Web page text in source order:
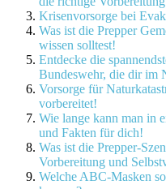
Krisenvorsorge bei
Was ist die Prepper
wissen solltest!
Entdecke die
Bundeswehr, die dir im
Vorsorge für
vorbereitet!
Wie lange kann man in
und Fakten für dich!
Was ist die Prepper-
Vorbereitung und
Welche ABC-Masken